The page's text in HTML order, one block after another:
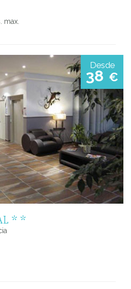
max.
Desde
38 €
* *